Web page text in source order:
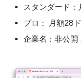
スタンダード：
プロ： 月額28
企業名：非公開